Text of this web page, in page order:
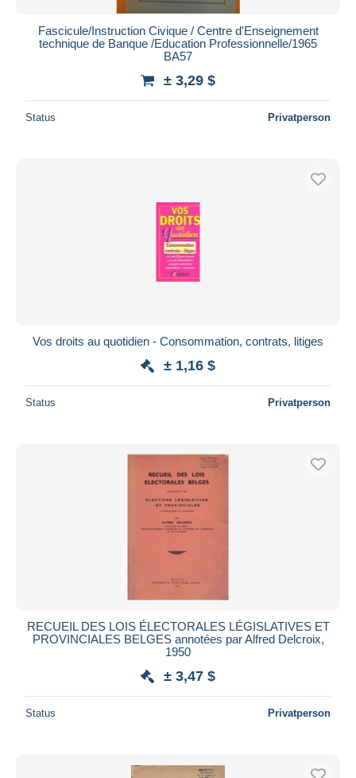
Fascicule/Instruction Civique / Centre d'Enseignement
technique de Banque /Education Professionnelle/1965
BA57
± 3,29 $
Status Privatperson
Vos droits au quotidien - Consommation, contrats, litiges
± 1,16 $
Status Privatperson
RECUEIL DES LOIS ÉLECTORALES LÉGISLATIVES ET
PROVINCIALES BELGES annotées par Alfred Delcroix,
1950
± 3,47 $
Status Privatperson